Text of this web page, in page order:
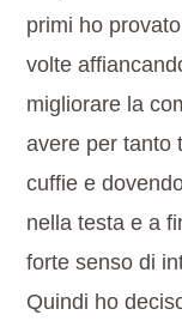
primi ho
volte
migliorare la
avere per tanto
cuffie e
nella testa e a
forte senso di
Quindi ho